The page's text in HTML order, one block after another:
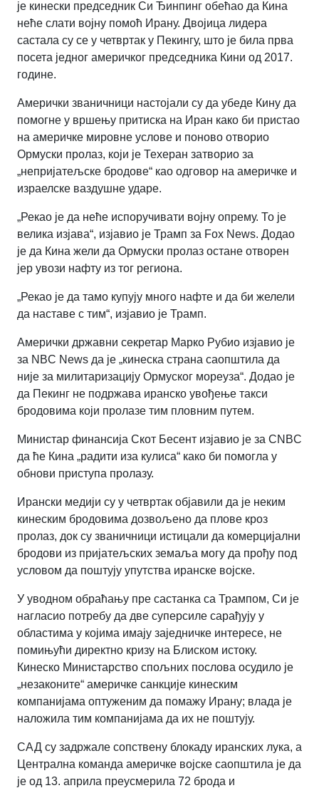
је кинески председник Си Ђинпинг обећао да Кина
неће слати војну помоћ Ирану. Двојица лидера
састала су се у четвртак у Пекингу, што је била прва
посета једног америчког председника Кини од 2017.
године.
Амерички званичници настојали су да убеде Кину да
помогне у вршењу притиска на Иран како би пристао
на америчке мировне услове и поново отворио
Ормуски пролаз, који је Техеран затворио за
„непријатељске бродове“ као одговор на америчке и
израелске ваздушне ударе.
„Рекао је да неће испоручивати војну опрему. То је
велика изјава“, изјавио је Трамп за Fox News. Додао
је да Кина жели да Ормуски пролаз остане отворен
јер увози нафту из тог региона.
„Рекао је да тамо купују много нафте и да би желели
да наставе с тим“, изјавио је Трамп.
Амерички државни секретар Марко Рубио изјавио је
за NBC News да је „кинеска страна саопштила да
није за милитаризацију Ормуског мореуза“. Додао је
да Пекинг не подржава иранско увођење такси
бродовима који пролазе тим пловним путем.
Министар финансија Скот Бесент изјавио је за CNBC
да ће Кина „радити иза кулиса“ како би помогла у
обнови приступа пролазу.
Ирански медији су у четвртак објавили да је неким
кинеским бродовима дозвољено да плове кроз
пролаз, док су званичници истицали да комерцијални
бродови из пријатељских земаља могу да прођу под
условом да поштују упутства иранске војске.
У уводном обраћању пре састанка са Трампом, Си је
нагласио потребу да две суперсиле сарађују у
областима у којима имају заједничке интересе, не
помињући директно кризу на Блиском истоку.
Кинеско Министарство спољних послова осудило је
„незаконите“ америчке санкције кинеским
компанијама оптуженим да помажу Ирану; влада је
наложила тим компанијама да их не поштују.
САД су задржале сопствену блокаду иранских лука, а
Централна команда америчке војске саопштила је да
је од 13. априла преусмерила 72 брода и